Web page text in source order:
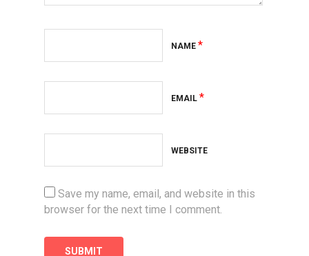
NAME *
EMAIL *
WEBSITE
Save my name, email, and website in this
browser for the next time I comment.